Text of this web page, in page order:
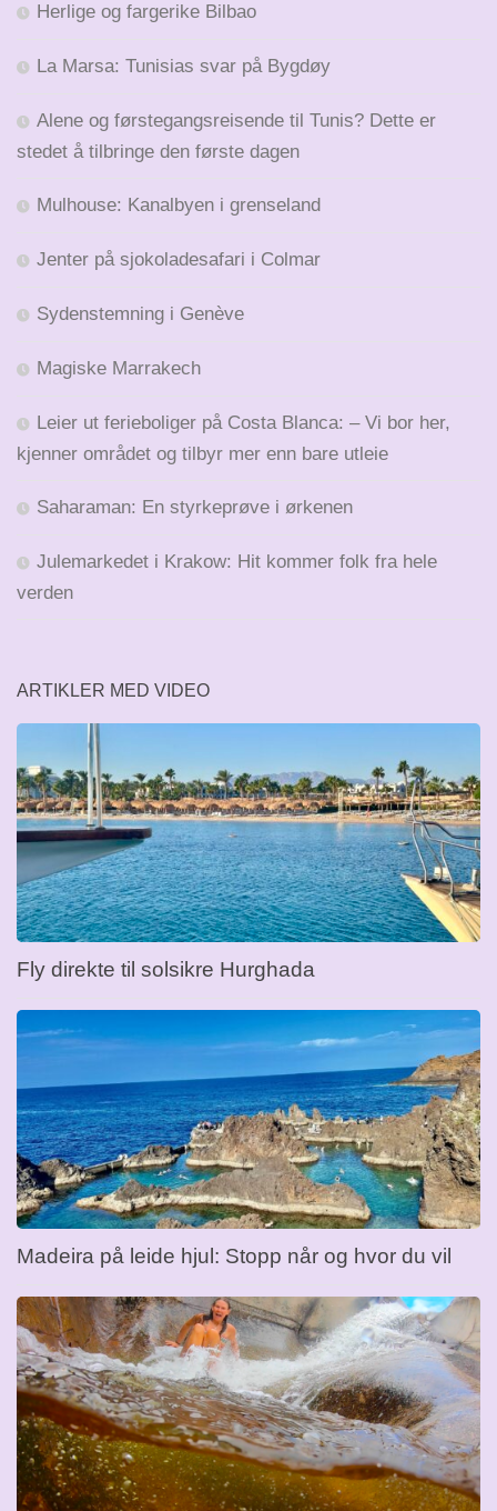
Herlige og fargerike Bilbao
La Marsa: Tunisias svar på Bygdøy
Alene og førstegangsreisende til Tunis? Dette er
stedet å tilbringe den første dagen
Mulhouse: Kanalbyen i grenseland
Jenter på sjokoladesafari i Colmar
Sydenstemning i Genève
Magiske Marrakech
Leier ut ferieboliger på Costa Blanca: – Vi bor her,
kjenner området og tilbyr mer enn bare utleie
Saharaman: En styrkeprøve i ørkenen
Julemarkedet i Krakow: Hit kommer folk fra hele
verden
ARTIKLER MED VIDEO
Fly direkte til solsikre Hurghada
Madeira på leide hjul: Stopp når og hvor du vil